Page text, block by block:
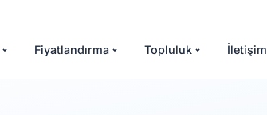
Fiyatlandırma Topluluk İletişim